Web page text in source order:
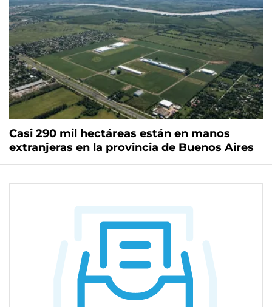
Casi 290 mil hectáreas están en manos
extranjeras en la provincia de Buenos Aires